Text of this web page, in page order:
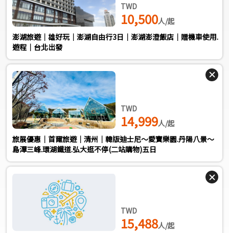
TWD
10,500人/起
澎湖旅遊｜雄好玩｜澎湖自由行3日｜澎湖澎澄飯店｜贈機車使用.
遊程｜台北出發
TWD
14,999人/起
旅展優惠｜首爾旅遊｜清州｜韓版迪士尼～愛寶樂園.丹陽八景～
島潭三峰.環湖鐵道.弘大逛不停(二站購物)五日
TWD
15,488人/起